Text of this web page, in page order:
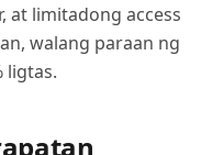
at limitadong access
walang paraan ng
ligtas.